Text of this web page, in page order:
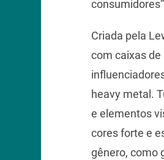
Criada pela
com caixas
heavy metal.
e elementos
cores forte e
gênero, como